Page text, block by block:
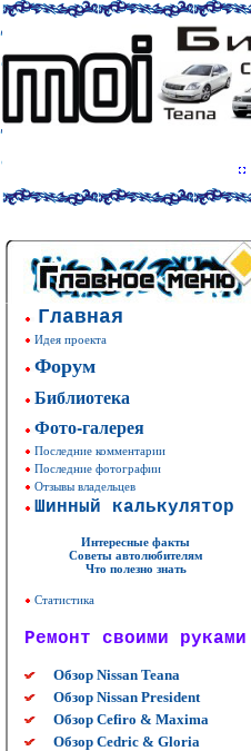
Главная
Идея проекта
Форум
Библиотека
Фото-галерея
Последние комментарии
Последние фотографии
Отзывы владельцев
Шинный калькулятор
Интересные факты
Советы автолюбителям
Что полезно знать
Статистика
Ремонт своими руками
Обзор Nissan Teana
Обзор Nissan President
Обзор Cefiro & Maxima
Обзор Cedric & Gloria